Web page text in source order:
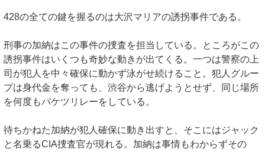
428の全ての鍵を握るのは大沢マリアの誘拐事件である。
刑事の加納はこの事件の捜査を担当している。ところがこの
誘拐事件はいくつも奇妙な動きが出てくる。一つは警察の上
司が犯人を中々確保に動かず泳がせ続けること。犯人グルー
プは身代金を奪っても、渋谷から逃げようとせず、同じ場所
を何度もバケツリレーをしている。
待ちかねた加納が犯人確保に動き出すと、そこにはジャック
と名乗るCIA捜査官が現れる。加納は事情もわからずその